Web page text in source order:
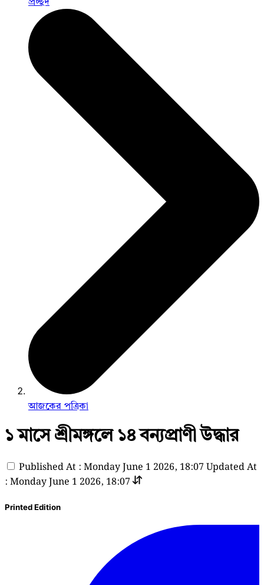
আজকের পত্রিকা
১ মাসে শ্রীমঙ্গলে ১৪ বন্যপ্রাণী উদ্ধার
Published At : Monday June 1 2026, 18:07 Updated At
: Monday June 1 2026, 18:07
Printed Edition